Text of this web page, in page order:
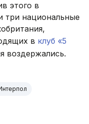
этого в
три национальные
в клуб «5
воздержались.